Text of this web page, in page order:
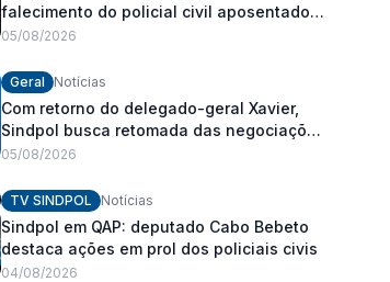
falecimento do policial civil aposentado
Dagoberto Carlos Romeiro
05/08/2026
Geral Notícias
Com retorno do delegado-geral Xavier,
Sindpol busca retomada das negociações
da pauta de reivindicações e
05/08/2026
TV SINDPOL Notícias
Sindpol em QAP: deputado Cabo Bebeto
destaca ações em prol dos policiais civis
04/08/2026